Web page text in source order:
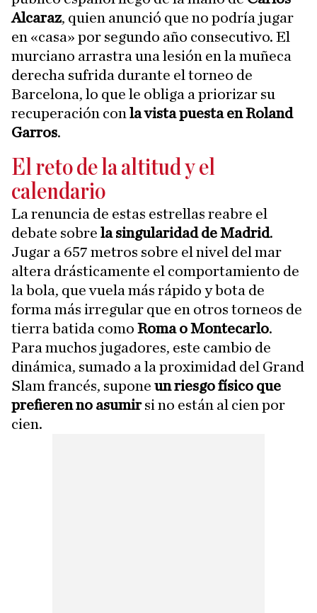
Alcaraz, quien anunció que no podría jugar
en «casa» por segundo año consecutivo. El
murciano arrastra una lesión en la muñeca
derecha sufrida durante el torneo de
Barcelona, lo que le obliga a priorizar su
recuperación con la vista puesta en Roland
Garros.
El reto de la altitud y el
calendario
La renuncia de estas estrellas reabre el
debate sobre la singularidad de Madrid.
Jugar a 657 metros sobre el nivel del mar
altera drásticamente el comportamiento de
la bola, que vuela más rápido y bota de
forma más irregular que en otros torneos de
tierra batida como Roma o Montecarlo.
Para muchos jugadores, este cambio de
dinámica, sumado a la proximidad del Grand
Slam francés, supone un riesgo físico que
prefieren no asumirsi no están al cien por
cien.